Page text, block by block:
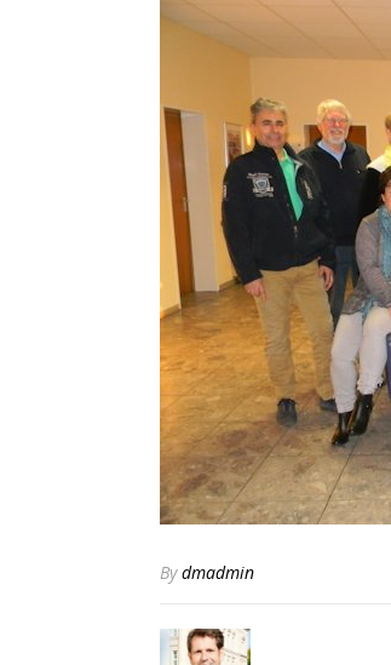
Bydmadmin